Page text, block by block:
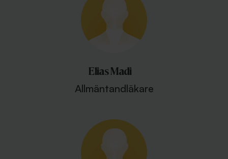
Elias Madi
Allmäntandläkare